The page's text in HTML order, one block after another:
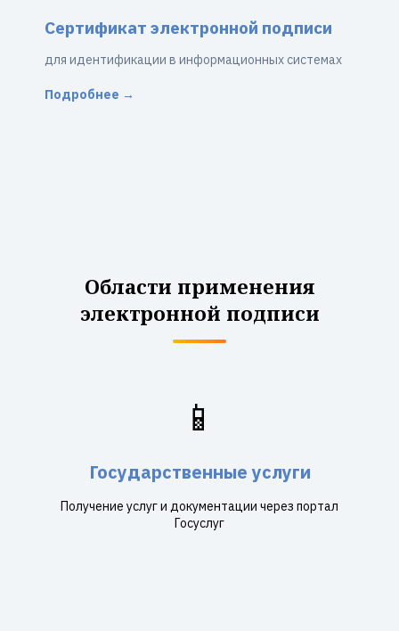
Сертификат электронной подписи
для идентификации в информационных системах
Подробнее →
Области применения
электронной подписи
📱
Государственные услуги
Получение услуг и документации через портал
Госуслуг